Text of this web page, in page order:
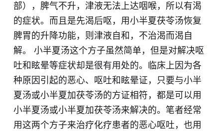
部），脾气不升，津液无法上达咽喉，所以有渴
的症状。​而且是先渴后呕，用小半夏茯苓汤恢复
脾胃的升降功能，则​津液自和，不治渴而渴自
解。 小半夏汤这个方子虽然简单，但是对解决呕
吐和眩晕等症状却是很有用处的​。临床上因为各
种原因引起的恶心、呕吐和眩晕证，只要与小半
夏汤或小半夏加茯苓汤的方证相符，​都是可以用
小半夏汤或小半夏加茯苓汤来解决的。笔者经常
用这两个方子来治疗化疗患者的恶心呕吐，也用